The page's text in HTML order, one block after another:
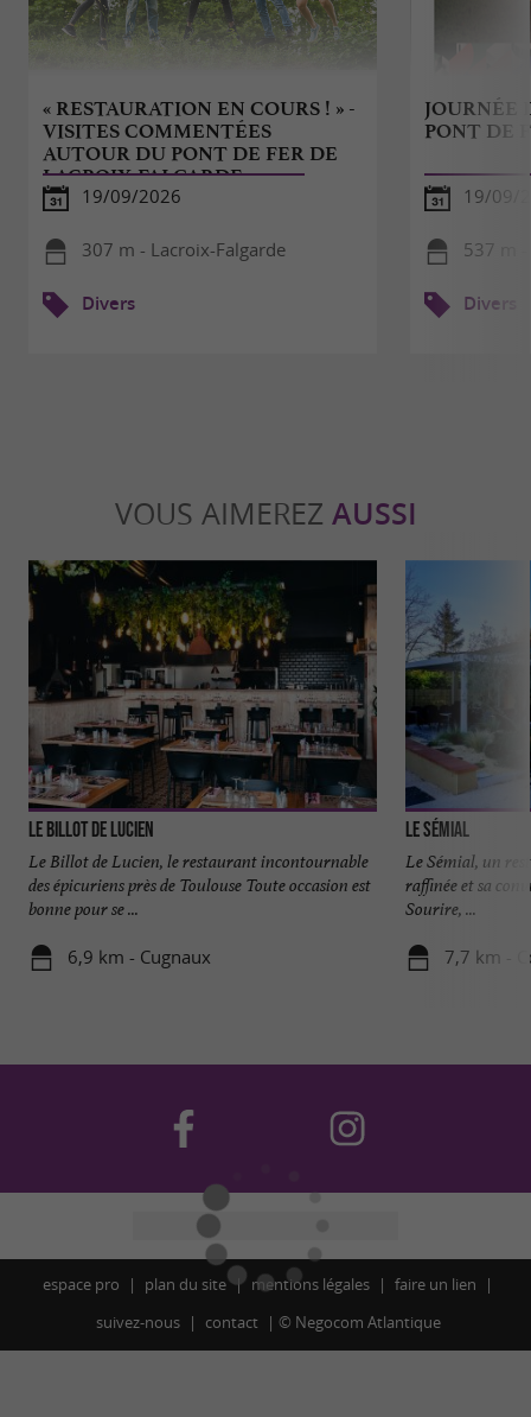
« RESTAURATION EN COURS ! » -
VISITES COMMENTÉES
AUTOUR DU PONT DE FER DE
LACROIX-FALGARDE
19/09/2026
307 m - Lacroix-Falgarde
Divers
JOURNÉE
PONT DE
19/09/
537 m -
Divers
VOUS AIMEREZ AUSSI
Le Billot de Lucien
Le Billot de Lucien, le restaurant incontournable
des épicuriens près de Toulouse Toute occasion est
bonne pour se ...
6,9 km - Cugnaux
Le Sémial
Le Sémial, un
raffinée et sa
Sourire, ...
7,7 km -
espace pro plan du site mentions légales
faire un lien
suivez-nous
contact © Negocom Atlantique